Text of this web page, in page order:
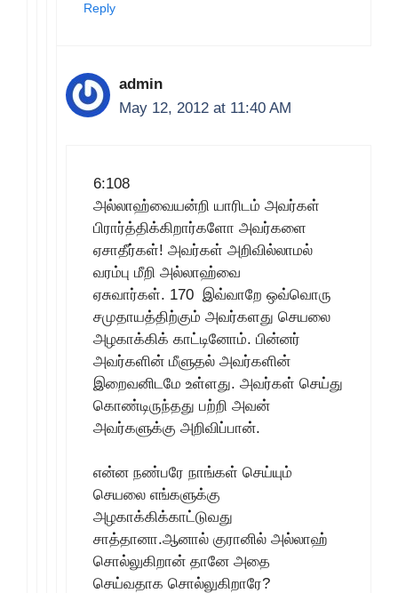
Reply
admin
May 12, 2012 at 11:40 AM
6:108
அல்லாஹ்வையன்றி யாரிடம் அவர்கள்
பிரார்த்திக்கிறார்களோ அவர்களை
ஏசாதீர்கள்! அவர்கள் அறிவில்லாமல்
வரம்பு மீறி அல்லாஹ்வை
ஏசுவார்கள். 170 இவ்வாறே ஒவ்வொரு
சமுதாயத்திற்கும் அவர்களது செயலை
அழகாக்கிக் காட்டினோம். பின்னர்
அவர்களின் மீளுதல் அவர்களின்
இறைவனிடமே உள்ளது. அவர்கள் செய்து
கொண்டிருந்தது பற்றி அவன்
அவர்களுக்கு அறிவிப்பான்.
என்ன நண்பரே நாங்கள் செய்யும்
செயலை எங்களுக்கு
அழகாக்கிக்காட்டுவது
சாத்தானா.ஆனால் குரானில் அல்லாஹ்
சொல்லுகிறான் தானே அதை
செய்வதாக சொல்லுகிறாரே?